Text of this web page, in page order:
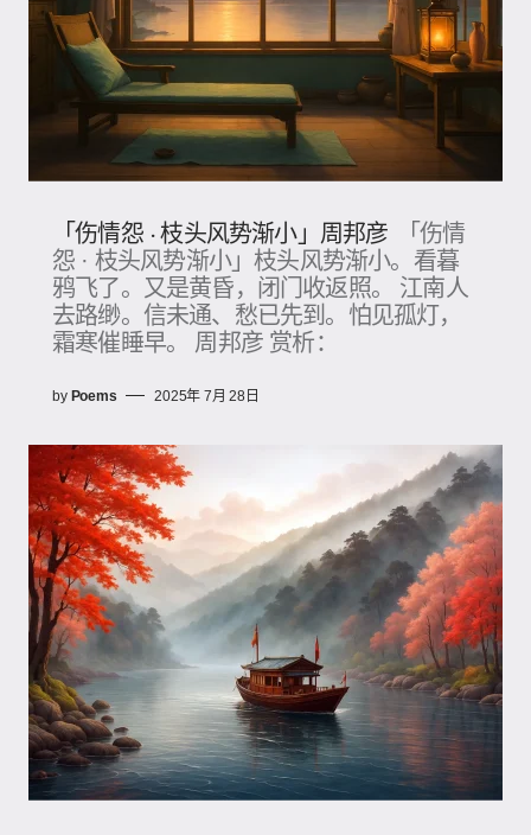
「伤情怨 · 枝头风势渐小」周邦彦
「伤情
怨 · 枝头风势渐小」枝头风势渐小。看暮
鸦飞了。又是黄昏，闭门收返照。 江南人
去路缈。信未通、愁已先到。怕见孤灯，
霜寒催睡早。 周邦彦 赏析：
by Poems 2025年 7月 28日